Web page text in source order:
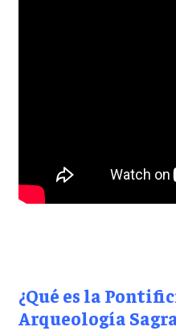
¿Qué es la
Arqueología